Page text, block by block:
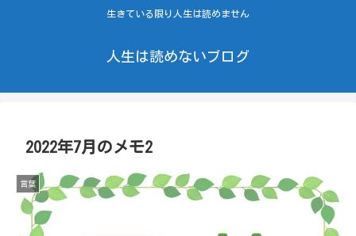
生きている限り人生は読めません
人生は読めないブログ
2022年7月のメモ2
言葉